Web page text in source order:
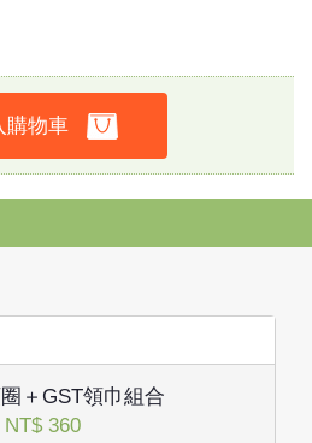
購物車
＋GST領巾組合
NT$ 360